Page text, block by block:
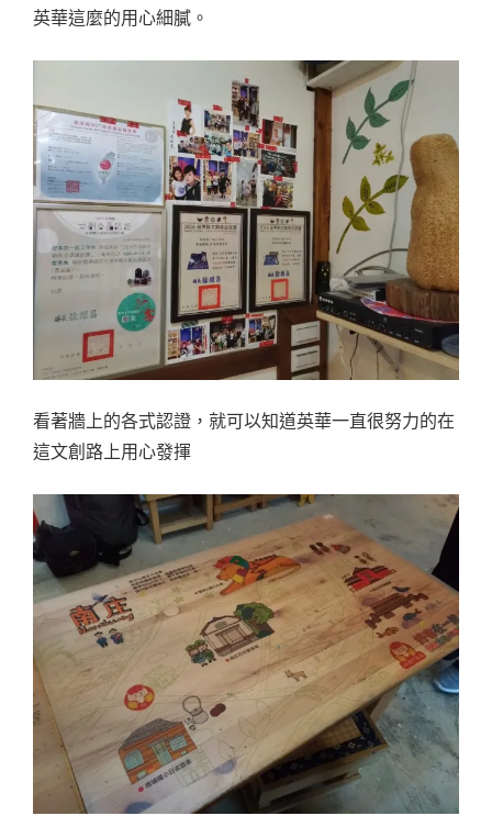
英華這麼的用心細膩。
看著牆上的各式認證，就可以知道英華一直很努力的在
這文創路上用心發揮